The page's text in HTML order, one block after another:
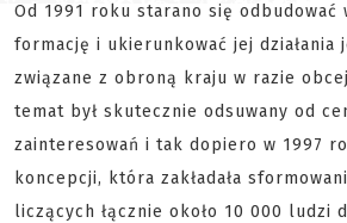
Od 1991 roku starano się odbudować
formację i ukierunkować jej działania
związane z obroną kraju w razie
temat był skutecznie odsuwany od
zainteresowań i tak dopiero w 1997
koncepcji, która zakładała
liczących łącznie około 10 000 ludzi